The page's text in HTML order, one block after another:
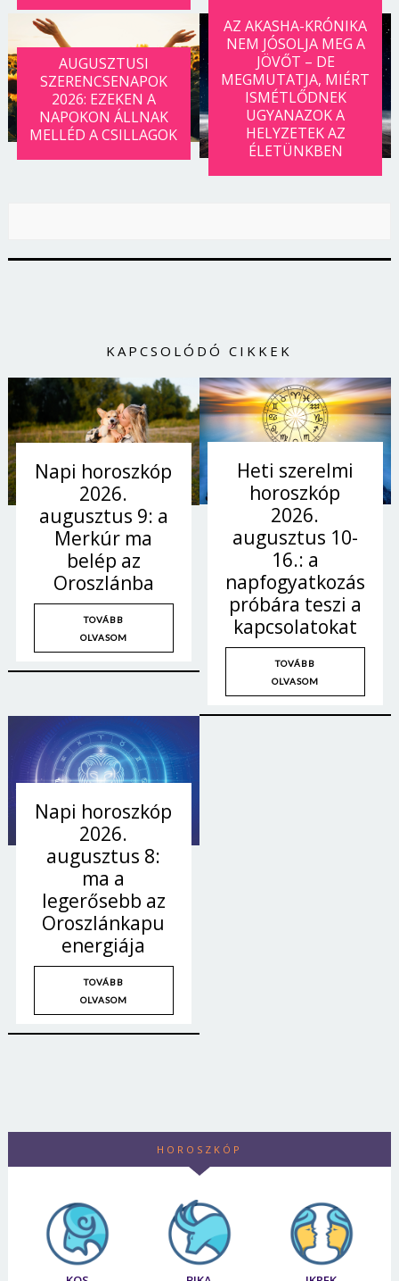
AUGUSZTUSI
SZERENCSENAPOK
2026: EZEKEN A
NAPOKON ÁLLNAK
MELLÉD A CSILLAGOK
AZ AKASHA-KRÓNIKA
NEM JÓSOLJA MEG A
JÖVŐT – DE
MEGMUTATJA, MIÉRT
ISMÉTLŐDNEK
UGYANAZOK A
HELYZETEK AZ
ÉLETÜNKBEN
KAPCSOLÓDÓ CIKKEK
Napi horoszkóp
2026.
augusztus 9: a
Merkúr ma
belép az
Oroszlánba
TOVÁBB
OLVASOM
Heti szerelmi
horoszkóp
2026.
augusztus 10-
16.: a
napfogyatkozás
próbára teszi a
kapcsolatokat
TOVÁBB
OLVASOM
Napi horoszkóp
2026.
augusztus 8:
ma a
legerősebb az
Oroszlánkapu
energiája
TOVÁBB
OLVASOM
HOROSZKÓP